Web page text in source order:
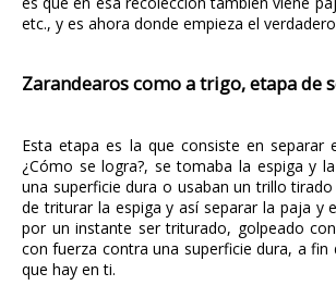
etc., y es ahora donde empieza el
Zarandearos como a trigo, etapa de
Esta etapa es la que consiste en separar
¿Cómo se logra?, se tomaba la espiga y
una superficie dura o usaban un trillo
de triturar la espiga y así separar la paja y
por un instante ser triturado, golpeado
con fuerza contra una superficie dura, a fin
que hay en ti.